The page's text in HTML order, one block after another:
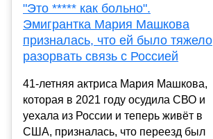
"Это ***** как больно".
Эмигрантка Мария Машкова
призналась, что ей было тяжело
разорвать связь с Россией
41-летняя актриса Мария Машкова,
которая в 2021 году осудила СВО и
уехала из России и теперь живёт в
США, призналась, что переезд был